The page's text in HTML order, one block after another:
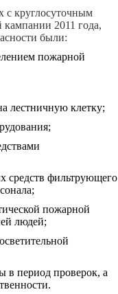
с круглосуточным
кампании 2011 года,
были:
пожарной
лестничную клетку;
средств фильтрующего
пожарной
людей;
в период проверок, а